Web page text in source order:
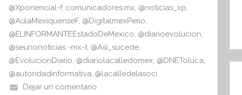
@Xponencial-f, comunicadores.mx, @noticias_xp,
@AulaMexiquenseF, @DigitalmexPerio,
@ELINFORMANTEEstadoDeMexico, @diarioevolucion,
@seunonoticias -mx-t, @Asi_sucede,
@EvolucionDiario, @diariolacalledomex, @DNEToluca,
@autoridadinformativa, @lacalledelasoci
Dejar un comentario